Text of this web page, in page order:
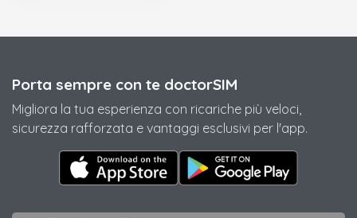
Porta sempre con te doctorSIM
Migliora la tua esperienza con ricariche più veloci,
sicurezza rafforzata e vantaggi esclusivi per l'app.